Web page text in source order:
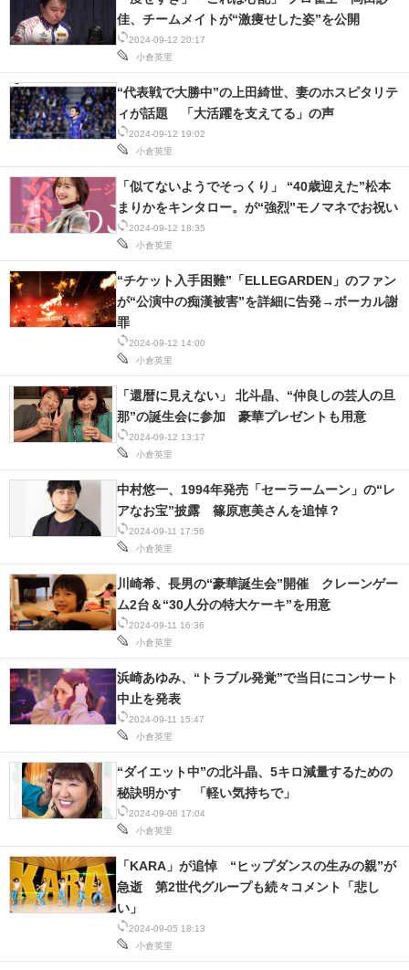
2024-09-12 20:17
小倉英里
佳、チームメイトが“激痩せした姿”を公開
2024-09-12 19:02
小倉英里
“代表戦で大勝中”の上田綺世、妻のホスピタリテ
ィが話題 「大活躍を支えてる」の声
2024-09-12 18:35
小倉英里
「似てないようでそっくり」 “40歳迎えた”松本
まりかをキンタロー。が“強烈”モノマネでお祝い
2024-09-12 14:00
小倉英里
“チケット入手困難”「ELLEGARDEN」のファン
が“公演中の痴漢被害”を詳細に告発→ボーカル謝
罪
2024-09-12 13:17
小倉英里
「還暦に見えない」 北斗晶、“仲良しの芸人の旦
那”の誕生会に参加 豪華プレゼントも用意
2024-09-11 17:56
小倉英里
中村悠一、1994年発売「セーラームーン」の“レ
アなお宝”披露 篠原恵美さんを追悼？
2024-09-11 16:36
小倉英里
川崎希、長男の“豪華誕生会”開催 クレーンゲー
ム2台＆“30人分の特大ケーキ”を用意
2024-09-11 15:47
小倉英里
浜崎あゆみ、“トラブル発覚”で当日にコンサート
中止を発表
2024-09-06 17:04
小倉英里
“ダイエット中”の北斗晶、5キロ減量するための
秘訣明かす 「軽い気持ちで」
2024-09-05 18:13
小倉英里
「KARA」が追悼 “ヒップダンスの生みの親”が
急逝 第2世代グループも続々コメント「悲し
い」